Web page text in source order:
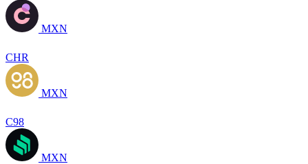
MXN
CHR
MXN
C98
MXN